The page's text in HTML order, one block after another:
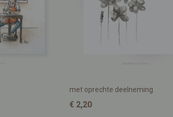
met oprechte deelneming
€ 2,20